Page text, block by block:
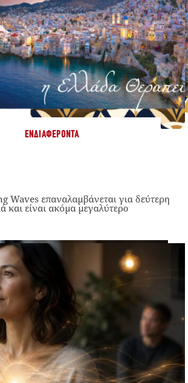
ΕΝΔΙΑΦΈΡΟΝΤΑ
Waves επαναλαμβάνεται για δεύτερη
και είναι ακόμα μεγαλύτερο